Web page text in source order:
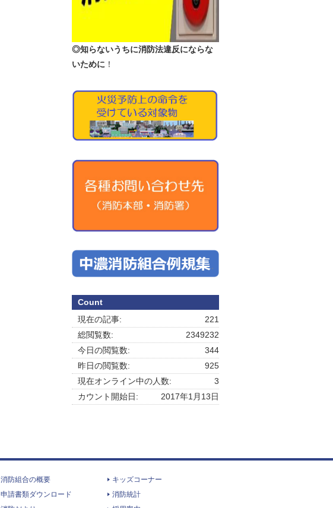
◎知らないうちに消防法違反にならな
いために ！
Count
221
現在の記事:
2349232
総閲覧数:
344
今日の閲覧数:
925
昨日の閲覧数:
3
現在オンライン中の人数:
2017年1月13日
カウント開始日:
消防組合の概要
キッズコーナー
申請書類ダウンロード
消防統計